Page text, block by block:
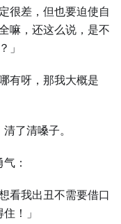
很差，但也要迫使自
嘛，还这么说，是不
」
有呀，那我大概是
了清嗓子。
：
看我出丑不需要借口
！」